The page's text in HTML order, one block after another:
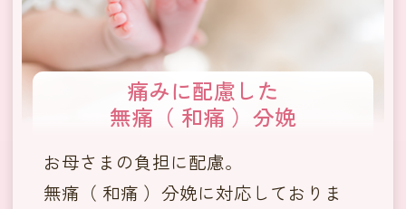
痛みに配慮した
無痛（ 和痛 ）分娩
お母さまの負担に配慮。
無痛（ 和痛 ）分娩に対応しておりま